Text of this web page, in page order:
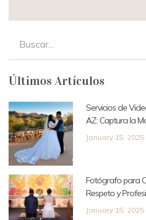
Últimos Artículos
Servicios de
AZ: Captura la
January 15, 2025
Fotógrafo para
Respeto y
January 15, 2025